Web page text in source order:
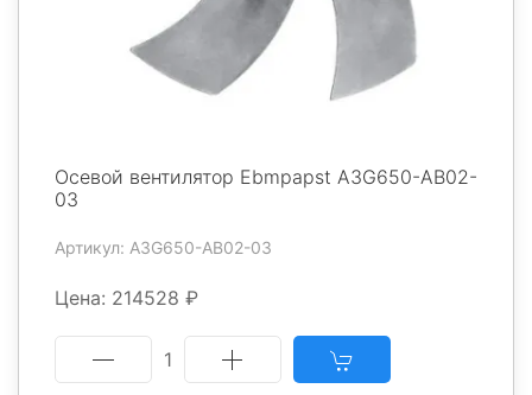
Осевой вентилятор Ebmpapst A3G650-AB02-
03
Артикул: A3G650-AB02-03
Цена: 214528 ₽
1